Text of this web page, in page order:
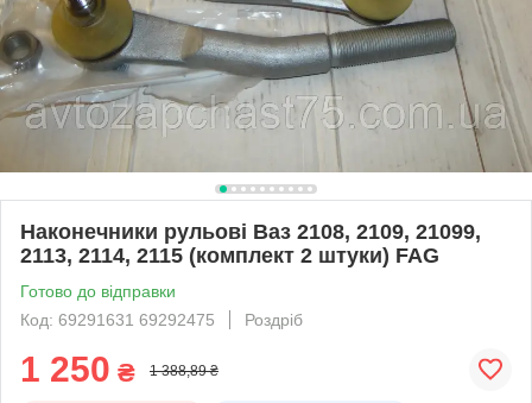
Наконечники рульові Ваз 2108, 2109, 21099,
2113, 2114, 2115 (комплект 2 штуки) FAG
Готово до відправки
Код: 69291631 69292475
Роздріб
1 250 ₴ 1 388,89 ₴